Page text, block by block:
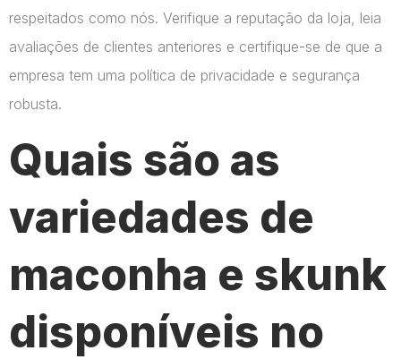
respeitados como nós. Verifique a reputação da loja, leia
avaliações de clientes anteriores e certifique-se de que a
empresa tem uma política de privacidade e segurança
robusta.
Quais são as
variedades de
maconha e skunk
disponíveis no